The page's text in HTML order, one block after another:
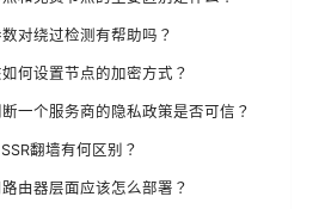
对绕过检测有帮助吗？
何设置节点的加密方式？
一个服务商的隐私政策是否可信？
翻墙有何区别？
由器层面应该怎么部署？